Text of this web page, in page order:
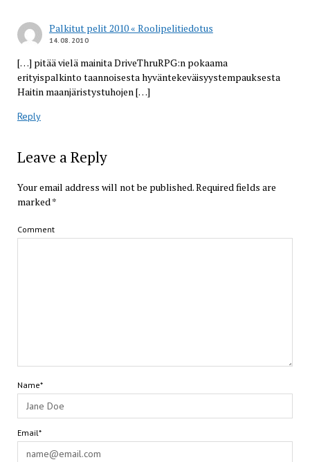
Palkitut pelit 2010 « Roolipelitiedotus
14.08.2010
[…] pitää vielä mainita DriveThruRPG:n pokaama
erityispalkinto taannoisesta hyväntekeväisyystempauksesta
Haitin maanjäristystuhojen […]
Reply
Leave a Reply
Your email address will not be published.Required fields are
marked*
Comment
Name*
Email*